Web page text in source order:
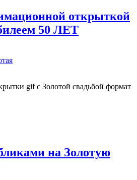
открыткой
50 ЛЕТ
формат
на Золотую